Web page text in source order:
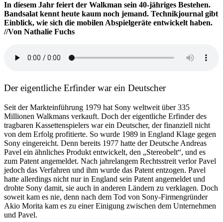
In diesem Jahr feiert der Walkman sein 40-jähriges Bestehen.
Bandsalat kennt heute kaum noch jemand. Technikjournal gibt
Einblick, wie sich die mobilen Abspielgeräte entwickelt haben.
//Von Nathalie Fuchs
Der eigentliche Erfinder war ein Deutscher
Seit der Markteinführung 1979 hat Sony weltweit über 335
Millionen Walkmans verkauft. Doch der eigentliche Erfinder des
tragbaren Kassettenspielers war ein Deutscher, der finanziell nicht
von dem Erfolg profitierte. So wurde 1989 in England Klage gegen
Sony eingereicht. Denn bereits 1977 hatte der Deutsche Andreas
Pavel ein ähnliches Produkt entwickelt, den „Stereobelt“, und es
zum Patent angemeldet. Nach jahrelangem Rechtsstreit verlor Pavel
jedoch das Verfahren und ihm wurde das Patent entzogen. Pavel
hatte allerdings nicht nur in England sein Patent angemeldet und
drohte Sony damit, sie auch in anderen Ländern zu verklagen. Doch
soweit kam es nie, denn nach dem Tod von Sony-Firmengründer
Akio Morita kam es zu einer Einigung zwischen dem Unternehmen
und Pavel.